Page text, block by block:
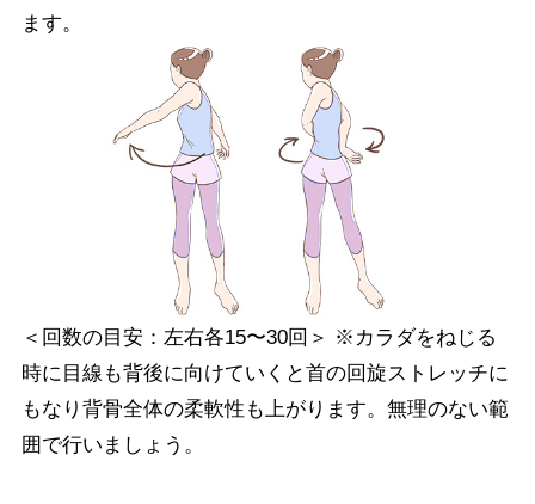
ます。
＜回数の目安：左右各15〜30回＞ ※カラダをねじる
時に目線も背後に向けていくと首の回旋ストレッチに
もなり背骨全体の柔軟性も上がります。無理のない範
囲で行いましょう。